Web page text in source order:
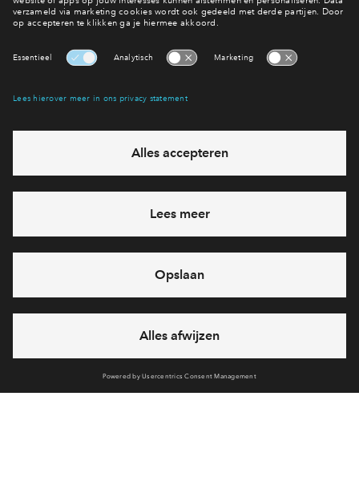
eventuele projecten
Ja, ik wil mij aanmelden
Heb je een vraag en wil je direct antwoord? Bel ons op088 -
71 22 749
6 dagen per week beschikbaar (behalve tijdens
feestdagen)
vandaag van 09:00 - 18:00 uur